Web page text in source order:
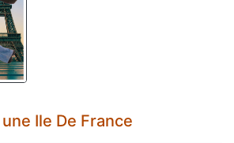
une Ile De France